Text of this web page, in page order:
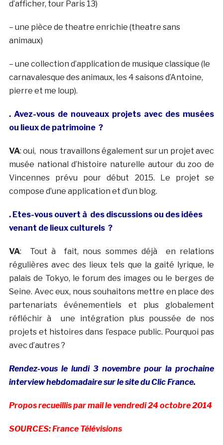
d’afficher, tour Paris 13)
– une pièce de theatre enrichie (theatre sans
animaux)
– une collection d’application de musique classique (le
carnavalesque des animaux, les 4 saisons d’Antoine,
pierre et me loup).
. Avez-vous de nouveaux projets avec des musées
ou lieux de patrimoine ?
VA: oui, nous travaillons également sur un projet avec
musée national d’histoire naturelle autour du zoo de
Vincennes prévu pour début 2015. Le projet se
compose d’une application et d’un blog.
. Etes-vous ouvert à des discussions ou des idées
venant de lieux culturels ?
VA: Tout à fait, nous sommes déjà en relations
régulières avec des lieux tels que la gaité lyrique, le
palais de Tokyo, le forum des images ou le berges de
Seine. Avec eux, nous souhaitons mettre en place des
partenariats événementiels et plus globalement
réfléchir à une intégration plus poussée de nos
projets et histoires dans l’espace public. Pourquoi pas
avec d’autres ?
Rendez-vous le lundi 3 novembre pour la prochaine
interview hebdomadaire sur le site du Clic France.
Propos recueillis par mail le vendredi 24 octobre 2014
SOURCES: France Télévisions